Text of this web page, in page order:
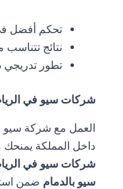
تحكم أفضل في
نتائج تتناسب
تطور
شركات سيو في
العمل مع شركة سيو
داخل المملكة يمنحك
شركات سيو في
سيو بالدمامضمن